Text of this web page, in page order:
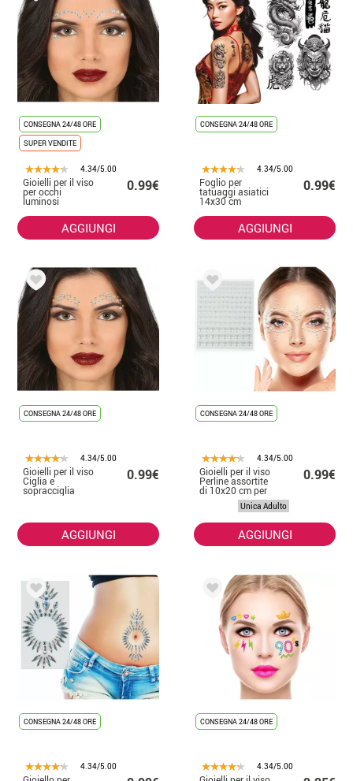
CONSEGNA 24/48 ORE
SUPER VENDITE
4.34/5.00
Gioielli per il viso
per occhi
luminosi
0.99€
AGGIUNGI
CONSEGNA 24/48 ORE
4.34/5.00
Foglio per
tatuaggi asiatici
14x30 cm
0.99€
AGGIUNGI
CONSEGNA 24/48 ORE
4.34/5.00
Gioielli per il viso
Ciglia e
sopracciglia
Stelle dorate
0.99€
AGGIUNGI
CONSEGNA 24/48 ORE
4.34/5.00
Gioielli per il viso
Perline assortite
di 10x20 cm per
0.99€
Unica Adulto
AGGIUNGI
CONSEGNA 24/48 ORE
4.34/5.00
CONSEGNA 24/48 ORE
4.34/5.00